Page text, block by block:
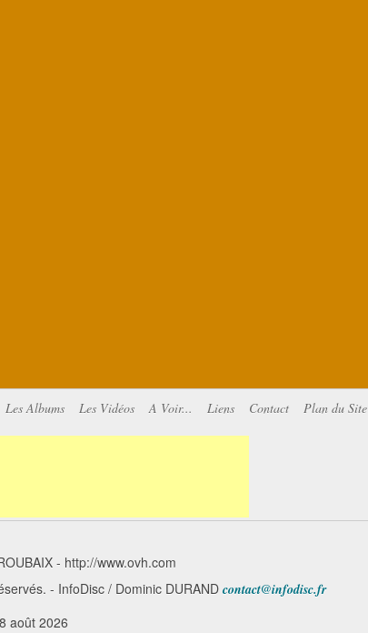
Les Albums Les Vidéos A Voir... Liens Contact Plan du Site
- http://www.ovh.com
- InfoDisc / Dominic DURAND contact@infodisc.fr
août 2026